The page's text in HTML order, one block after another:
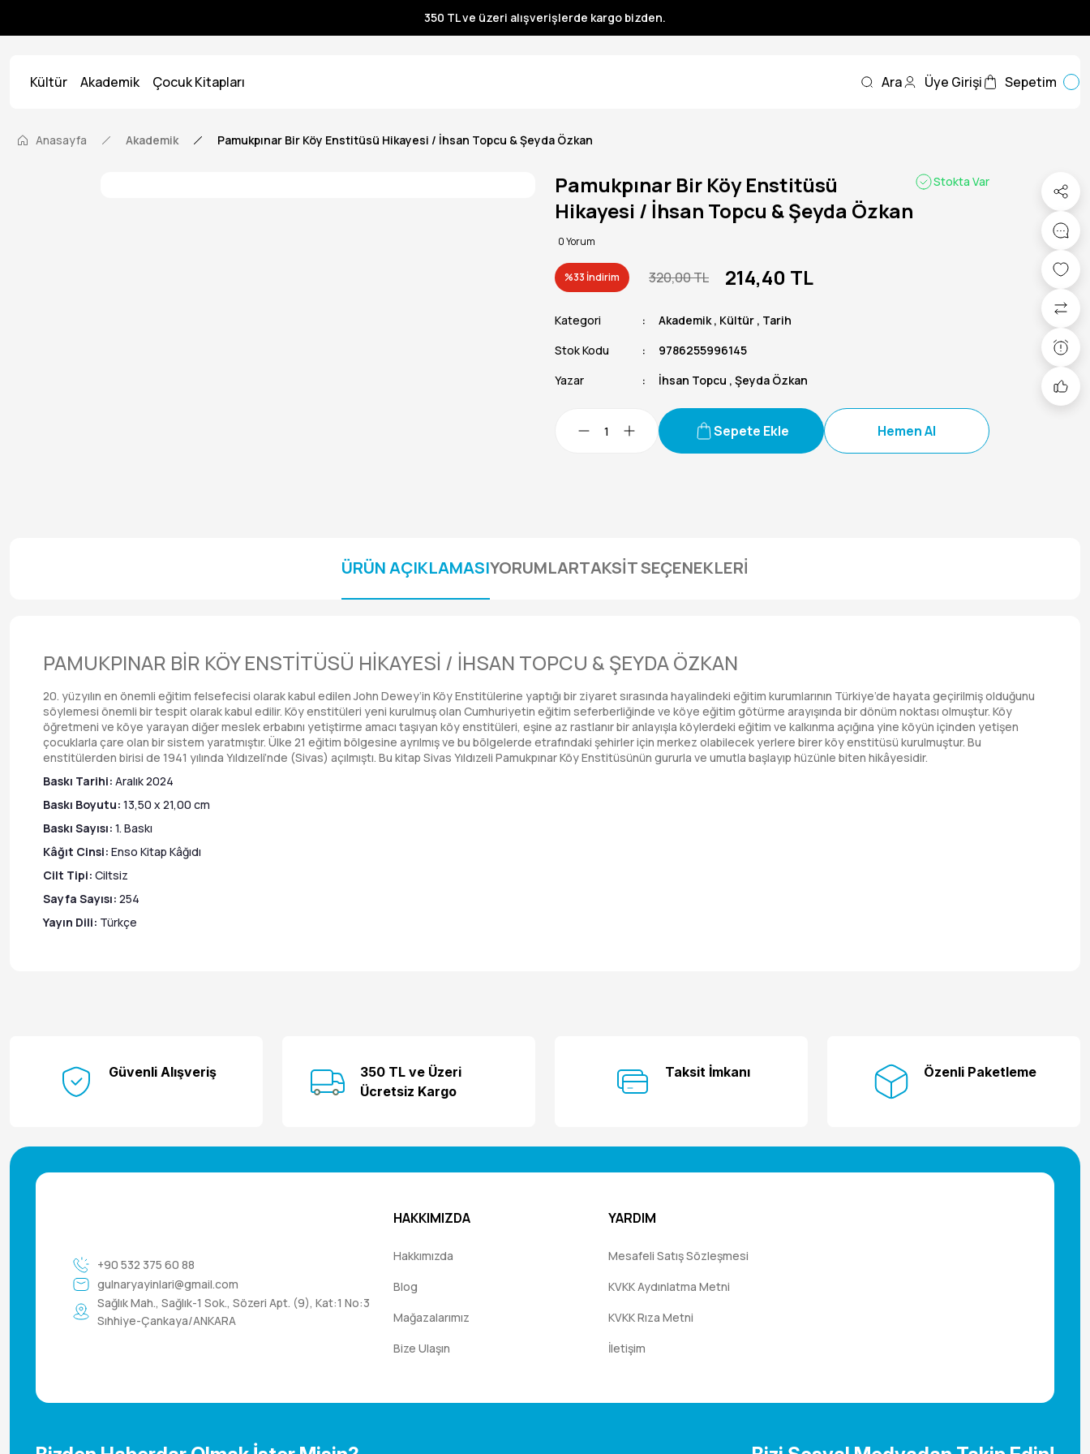
350 TL ve üzeri alışverişlerde kargo bizden.
Kültür Akademik Çocuk Kitapları Ara Üye Girişi Sepetim
Anasayfa Akademik Pamukpınar Bir Köy Enstitüsü Hikayesi / İhsan Topcu & Şeyda Özkan
Pamukpınar Bir Köy Enstitüsü
Hikayesi / İhsan Topcu & Şeyda Özkan
0 Yorum
Stokta Var
%33 İndirim 320,00 TL 214,40 TL
Kategori Akademik , Kültür , Tarih
Stok Kodu
9786255996145
Yazar
İhsan Topcu ,Şeyda Özkan
Sepete Ekle Hemen Al
ÜRÜN AÇIKLAMASIYORUMLARTAKSİT SEÇENEKLERİ
PAMUKPINAR BİR KÖY ENSTİTÜSÜ HİKAYESİ / İHSAN TOPCU & ŞEYDA ÖZKAN
20. yüzyılın en önemli eğitim felsefecisi olarak kabul edilen John Dewey’in Köy Enstitülerine yaptığı bir ziyaret sırasında hayalindeki eğitim kurumlarının Türkiye’de hayata geçirilmiş olduğunu
söylemesi önemli bir tespit olarak kabul edilir. Köy enstitüleri yeni kurulmuş olan Cumhuriyetin eğitim seferberliğinde ve köye eğitim götürme arayışında bir dönüm noktası olmuştur. Köy
öğretmeni ve köye yarayan diğer meslek erbabını yetiştirme amacı taşıyan köy enstitüleri, eşine az rastlanır bir anlayışla köylerdeki eğitim ve kalkınma açığına yine köyün içinden yetişen
çocuklarla çare olan bir sistem yaratmıştır. Ülke 21 eğitim bölgesine ayrılmış ve bu bölgelerde etrafındaki şehirler için merkez olabilecek yerlere birer köy enstitüsü kurulmuştur. Bu
enstitülerden birisi de 1941 yılında Yıldızeli’nde (Sivas) açılmıştı. Bu kitap Sivas Yıldızeli Pamukpınar Köy Enstitüsünün gururla ve umutla başlayıp hüzünle biten hikâyesidir.
Baskı Tarihi: Aralık 2024
Baskı Boyutu: 13,50 x 21,00 cm
Baskı Sayısı: 1. Baskı
Kâğıt Cinsi: Enso Kitap Kâğıdı
Cilt Tipi: Ciltsiz
Sayfa Sayısı: 254
Yayın Dili: Türkçe
Güvenli Alışveriş
350 TL ve Üzeri
Ücretsiz Kargo
Taksit İmkanı Özenli Paketleme
+90 532 375 60 88
gulnaryayinlari@gmail.com
Sağlık Mah., Sağlık-1 Sok., Sözeri Apt. (9), Kat:1 No:3
Sıhhiye-Çankaya/ANKARA
HAKKIMIZDA
Hakkımızda
Blog
Mağazalarımız
Bize Ulaşın
YARDIM
Mesafeli Satış Sözleşmesi
KVKK Aydınlatma Metni
KVKK Rıza Metni
İletişim